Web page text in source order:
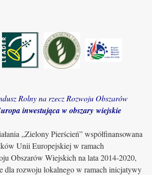
Rolny na rzecz Rozwoju Obszarów
inwestująca w obszary wiejskie
„Zielony Pierścień” współfinansowana
Unii Europejskiej w ramach
Obszarów Wiejskich na lata 2014-2020,
dla rozwoju lokalnego w ramach inicjatywy